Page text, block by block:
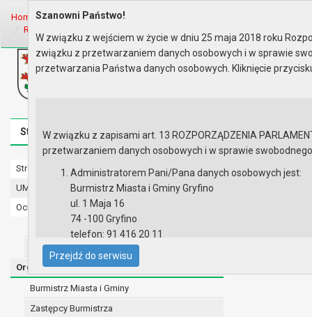
Home Organy Rada Miejska
Rok 2026 - posiedzenia
Biuletyn Informacji Publicznej
Urząd Miasta i Gminy w Gryfinie
Strona główna Mapa serwisu Aktualności
Strona główna
UMiG - telefony wewnętrzne
Ochrona danych osobowych
Urząd Miasta i Gminy w Gryfinie
Straż Miejska
Organy
Burmistrz Miasta i Gminy
Zastępcy Burmistrza
Szanowni Państwo!
W związku z wejściem w życie w dniu 25 maja 2018 roku
związku z przetwarzaniem danych osobowych i w sprawie
przetwarzania Państwa danych osobowych. Kliknięcie
W związku z zapisami art. 13 ROZPORZĄDZENIA
przetwarzaniem danych osobowych i w sprawie
Administratorem Pani/Pana danych osobowych jest:
Burmistrz Miasta i Gminy Gryfino
ul. 1 Maja 16
74 -100 Gryfino
telefon: 91 416 20 11
e-mail:
burmistrz@gryfino.pl
Dane kontaktowe Inspektora Ochrony Danych:
telefon: 91 416 20 11
e-mail:iod@gryfino.pl
Pani/Pana dane osobowe przetwarzane są zgodnie z
Przejdź do serwisu